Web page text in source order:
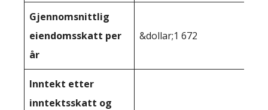
Gjennomsnittlig
eiendomsskatt per
år
&dollar;1 672
Inntekt etter
inntektsskatt og